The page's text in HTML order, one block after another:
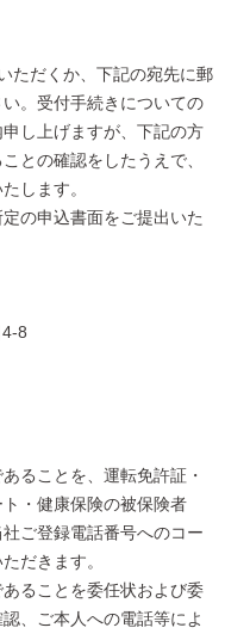
ただくか、下記の宛先に郵
。受付手続きについての
し上げますが、下記の方
との確認をしたうえで、
します。
の申込書面をご提出いた
8
ることを、運転免許証・
・健康保険の被保険者
ご登録電話番号へのコー
だきます。
ることを委任状および委
、ご本人への電話等によ